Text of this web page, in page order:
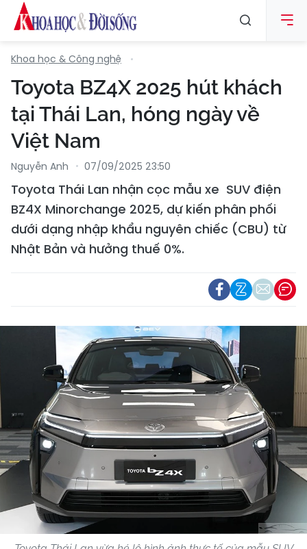
Khoa học & Công nghệ
Toyota BZ4X 2025 hút khách
tại Thái Lan, hóng ngày về
Việt Nam
Nguyễn Anh 07/09/2025 23:50
Toyota Thái Lan nhận cọc mẫu xe SUV điện
BZ4X Minorchange 2025, dự kiến phân phối
dưới dạng nhập khẩu nguyên chiếc (CBU) từ
Nhật Bản và hưởng thuế 0%.